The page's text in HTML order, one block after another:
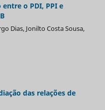
o PDI, PPI e
Dias, Jonilto Costa Sousa,
das relações de